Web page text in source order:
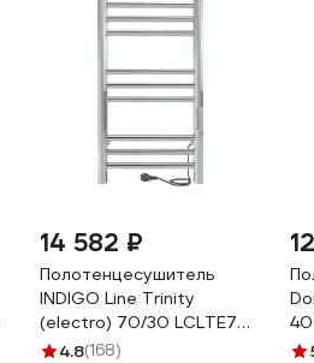
14 582 ₽
Полотенцесушитель
INDIGO Line Trinity
(electro) 70/30 LСLTE70-
30Rt
4.8(168)